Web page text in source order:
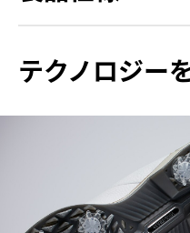
安定性
テクノロジー